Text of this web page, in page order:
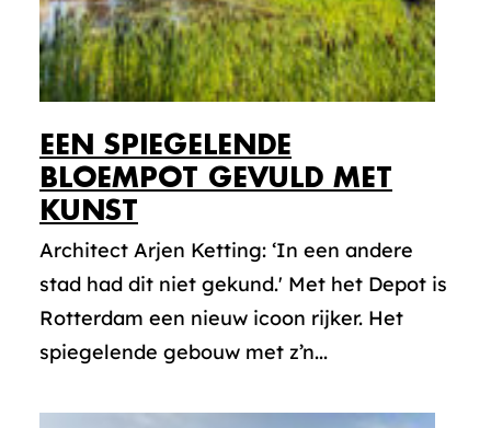
EEN SPIEGELENDE
BLOEMPOT GEVULD MET
KUNST
Architect Arjen Ketting: ‘In een andere
stad had dit niet gekund.' Met het Depot is
Rotterdam een nieuw icoon rijker. Het
spiegelende gebouw met z’n...